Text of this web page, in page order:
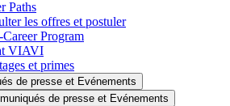
Paths
les offres et postuler
Program
VIAVI
et primes
de presse et Evénements
de presse et Evénements